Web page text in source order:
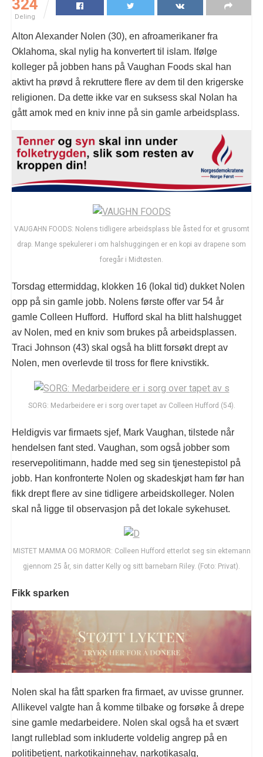
324
Deling
Alton Alexander Nolen (30), en afroamerikaner fra
Oklahoma, skal nylig ha konvertert til islam. Ifølge
kolleger på jobben hans på Vaughan Foods skal han
aktivt ha prøvd å rekruttere flere av dem til den krigerske
religionen. Da dette ikke var en suksess skal Nolan ha
gått amok med en kniv inne på sin gamle arbeidsplass.
VAUGAHN FOODS: Nolens tidligere arbeidsplass ble åsted for et grusomt
drap. Mange spekulerer i om halshuggingen er en kopi av drapene som
foregår i Midtøsten.
Torsdag ettermiddag, klokken 16 (lokal tid) dukket Nolen
opp på sin gamle jobb. Nolens første offer var 54 år
gamle Colleen Hufford. Hufford skal ha blitt halshugget
av Nolen, med en kniv som brukes på arbeidsplassen.
Traci Johnson (43) skal også ha blitt forsøkt drept av
Nolen, men overlevde til tross for flere knivstikk.
SORG: Medarbeidere er i sorg over tapet av Colleen Hufford (54).
Heldigvis var firmaets sjef, Mark Vaughan, tilstede når
hendelsen fant sted. Vaughan, som også jobber som
reservepolitimann, hadde med seg sin tjenestepistol på
jobb. Han konfronterte Nolen og skadeskjøt ham før han
fikk drept flere av sine tidligere arbeidskolleger. Nolen
skal nå ligge til observasjon på det lokale sykehuset.
MISTET MAMMA OG MORMOR: Colleen Hufford etterlot seg sin ektemann
gjennom 25 år, sin datter Kelly og sitt barnebarn Riley. (Foto: Privat).
Fikk sparken
Nolen skal ha fått sparken fra firmaet, av uvisse grunner.
Allikevel valgte han å komme tilbake og forsøke å drepe
sine gamle medarbeidere. Nolen skal også ha et svært
langt rulleblad som inkluderte voldelig angrep på en
politibetjent, narkotikainnehav, narkotikasalg,